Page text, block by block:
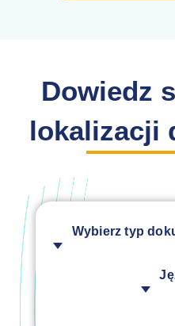
Dowiedz
lokalizacji
Wybierz typ